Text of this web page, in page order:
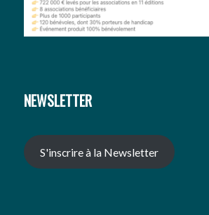
NEWSLETTER
S'inscrire à la Newsletter